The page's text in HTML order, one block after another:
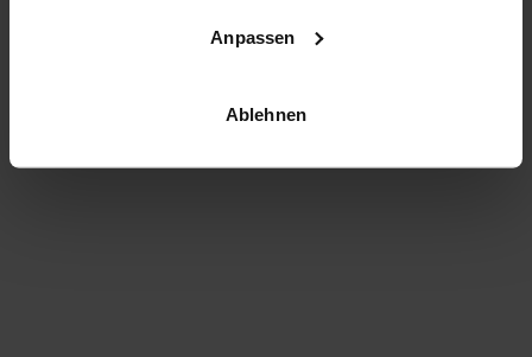
Anpassen
Ablehnen